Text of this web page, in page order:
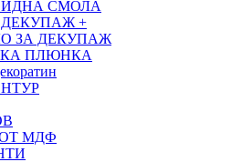
СМОЛА
ДЕКУПАЖ +
ЗА ДЕКУПАЖ
ПЛЮНКА
МДФ